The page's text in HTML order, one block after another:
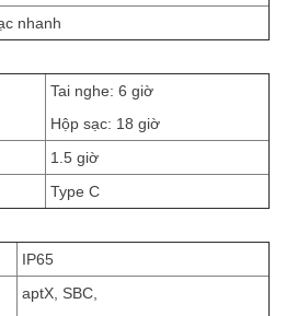
nhanh
Tai nghe: 6 giờ
Hộp sạc: 18 giờ
1.5 giờ
Type C
IP65
aptX, SBC,